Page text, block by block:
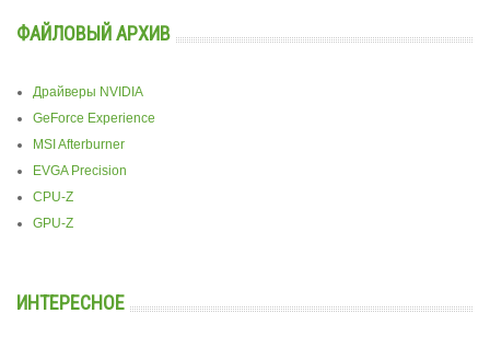
ФАЙЛОВЫЙ АРХИВ
Драйверы NVIDIA
GeForce Experience
MSI Afterburner
EVGA Precision
CPU-Z
GPU-Z
ИНТЕРЕСНОЕ